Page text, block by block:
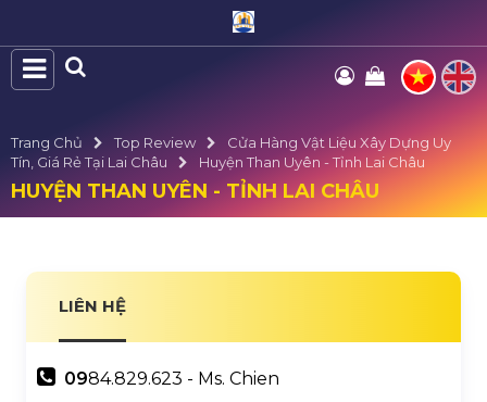
Trang Chủ Top Review
Cửa Hàng Vật Liệu Xây Dựng Uy
Tín, Giá Rẻ Tại Lai Châu
Huyện Than Uyên - Tỉnh Lai Châu
HUYỆN THAN UYÊN - TỈNH LAI CHÂU
LIÊN HỆ
0984.829.623 - Ms. Chien